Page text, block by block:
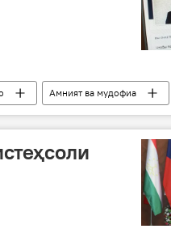
Амният ва мудофиа